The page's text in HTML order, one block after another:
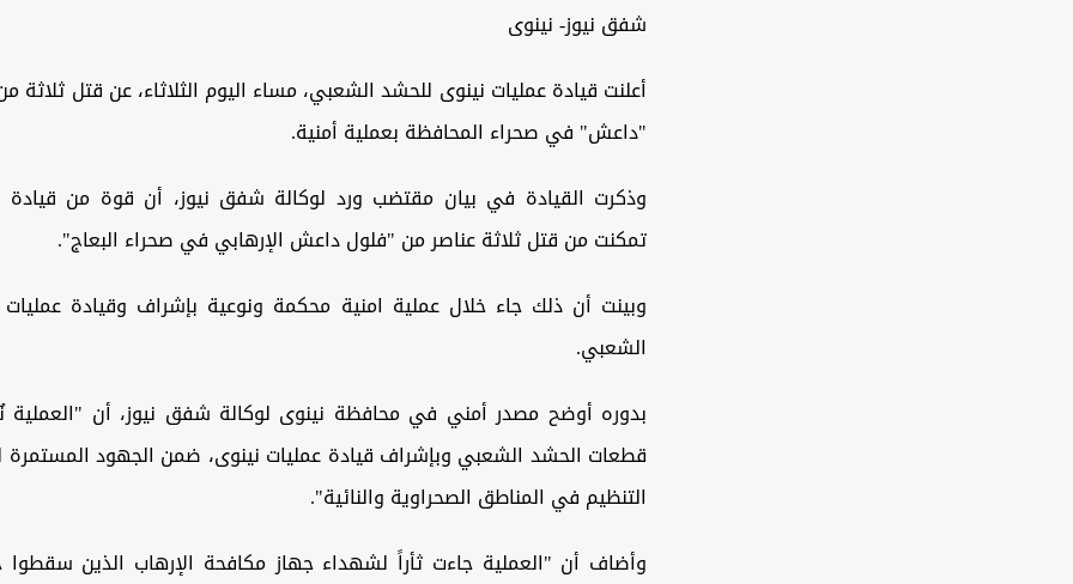
شفق نيوز- نينوى
أعلنت قيادة عمليات نينوى للحشد الشعبي، مساء اليوم الثلاثاء، عن قتل ثلاثة
"داعش" في صحراء المحافظة بعملية أمنية.
وذكرت القيادة في بيان مقتضب ورد لوكالة شفق نيوز، أن قوة من قيادة
تمكنت من قتل ثلاثة عناصر من "فلول داعش الإرهابي في صحراء البعاج".
وبينت أن ذلك جاء خلال عملية امنية محكمة ونوعية بإشراف وقيادة
الشعبي.
بدوره أوضح مصدر أمني في محافظة نينوى لوكالة شفق نيوز، أن
قطعات الحشد الشعبي وبإشراف قيادة عمليات نينوى، ضمن الجهود المستمرة
التنظيم في المناطق الصحراوية والنائية".
وأضاف أن "العملية جاءت ثأراً لشهداء جهاز مكافحة الإرهاب الذين سقطوا